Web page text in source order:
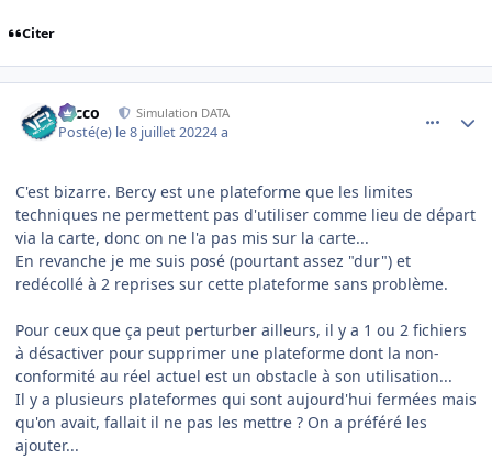
Citer
Nicco Simulation DATA
Posté(e) le 8 juillet 20224 a
C'est bizarre. Bercy est une plateforme que les limites
techniques ne permettent pas d'utiliser comme lieu de départ
via la carte, donc on ne l'a pas mis sur la carte...
En revanche je me suis posé (pourtant assez "dur") et
redécollé à 2 reprises sur cette plateforme sans problème.
Pour ceux que ça peut perturber ailleurs, il y a 1 ou 2 fichiers
à désactiver pour supprimer une plateforme dont la non-
conformité au réel actuel est un obstacle à son utilisation...
Il y a plusieurs plateformes qui sont aujourd'hui fermées mais
qu'on avait, fallait il ne pas les mettre ? On a préféré les
ajouter...